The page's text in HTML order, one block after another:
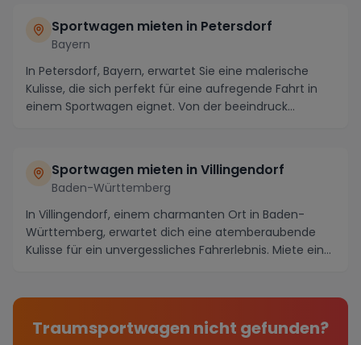
Sportwagen mieten in Petersdorf
Bayern
In Petersdorf, Bayern, erwartet Sie eine malerische
Kulisse, die sich perfekt für eine aufregende Fahrt in
einem Sportwagen eignet. Von der beeindruck...
Sportwagen mieten in Villingendorf
Baden-Württemberg
In Villingendorf, einem charmanten Ort in Baden-
Württemberg, erwartet dich eine atemberaubende
Kulisse für ein unvergessliches Fahrerlebnis. Miete ein...
Traumsportwagen nicht gefunden?